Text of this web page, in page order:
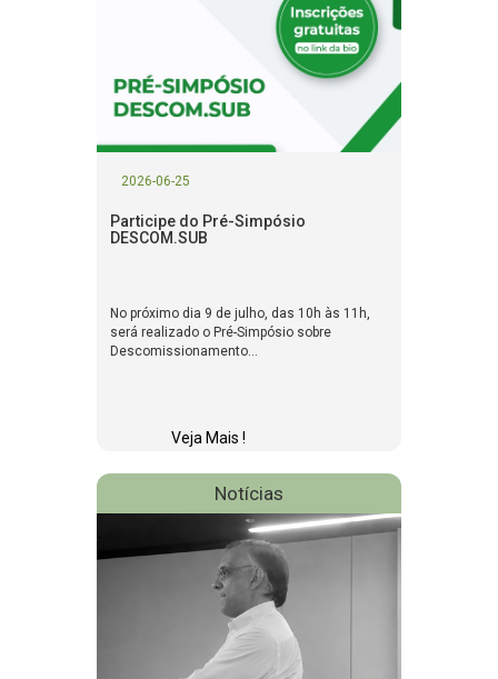
2026-06-25
Participe do Pré-Simpósio
DESCOM.SUB
No próximo dia 9 de julho, das 10h às 11h,
será realizado o Pré-Simpósio sobre
Descomissionamento...
Veja Mais !
Notícias